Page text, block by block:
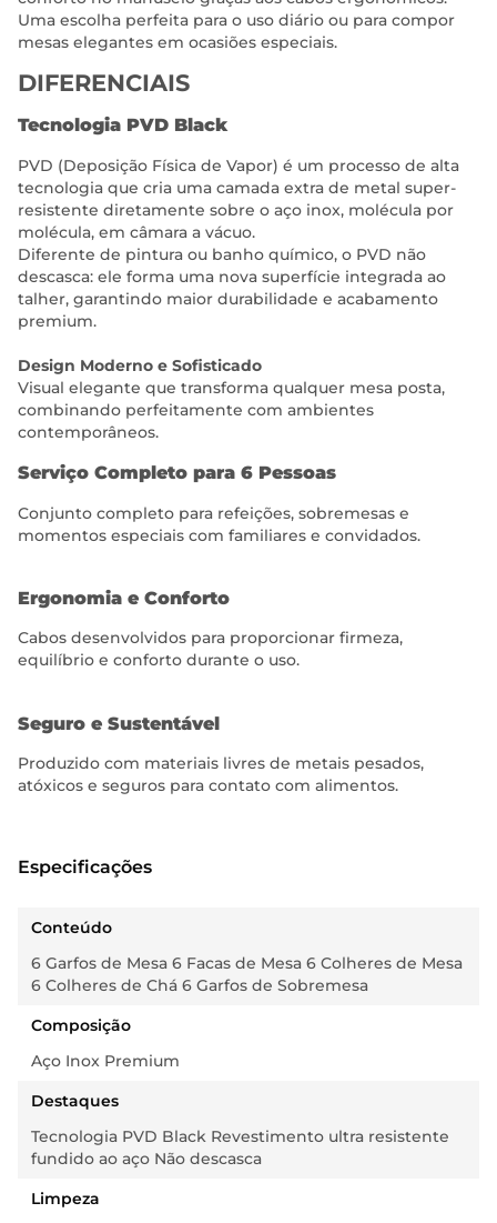
Uma escolha perfeita para o uso diário ou para compor
mesas elegantes em ocasiões especiais.
DIFERENCIAIS
Tecnologia PVD Black
PVD (Deposição Física de Vapor) é um processo de alta
tecnologia que cria uma camada extra de metal super-
resistente diretamente sobre o aço inox, molécula por
molécula, em câmara a vácuo.
Diferente de pintura ou banho químico, o PVD não
descasca: ele forma uma nova superfície integrada ao
talher, garantindo maior durabilidade e acabamento
premium.
Design Moderno e Sofisticado
Visual elegante que transforma qualquer mesa posta,
combinando perfeitamente com ambientes
contemporâneos.
Serviço Completo para 6 Pessoas
Conjunto completo para refeições, sobremesas e
momentos especiais com familiares e convidados.
Ergonomia e Conforto
Cabos desenvolvidos para proporcionar firmeza,
equilíbrio e conforto durante o uso.
Seguro e Sustentável
Produzido com materiais livres de metais pesados,
atóxicos e seguros para contato com alimentos.
Especificações
Conteúdo
6 Garfos de Mesa 6 Facas de Mesa 6 Colheres de Mesa
6 Colheres de Chá 6 Garfos de Sobremesa
Composição
Aço Inox Premium
Destaques
Tecnologia PVD Black Revestimento ultra resistente
fundido ao aço Não descasca
Limpeza